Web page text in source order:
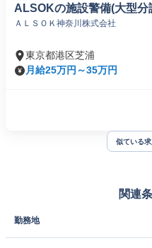
ALSOKの施設警備(大型分
ＡＬＳＯＫ神奈川株式会社
東京都港区芝浦
月給25万円～35万円
似ている
関連
勤務地